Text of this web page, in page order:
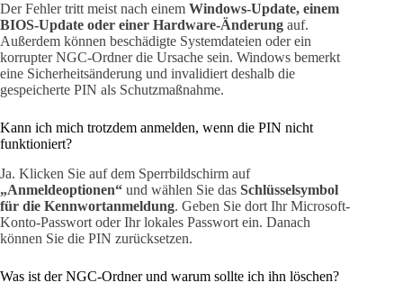
Der Fehler tritt meist nach einem Windows-Update, einem
BIOS-Update oder einer Hardware-Änderung auf.
Außerdem können beschädigte Systemdateien oder ein
korrupter NGC-Ordner die Ursache sein. Windows bemerkt
eine Sicherheitsänderung und invalidiert deshalb die
gespeicherte PIN als Schutzmaßnahme.
Kann ich mich trotzdem anmelden, wenn die PIN nicht
funktioniert?
Ja. Klicken Sie auf dem Sperrbildschirm auf
„Anmeldeoptionen“ und wählen Sie das Schlüsselsymbol
für die Kennwortanmeldung. Geben Sie dort Ihr Microsoft-
Konto-Passwort oder Ihr lokales Passwort ein. Danach
können Sie die PIN zurücksetzen.
Was ist der NGC-Ordner und warum sollte ich ihn löschen?